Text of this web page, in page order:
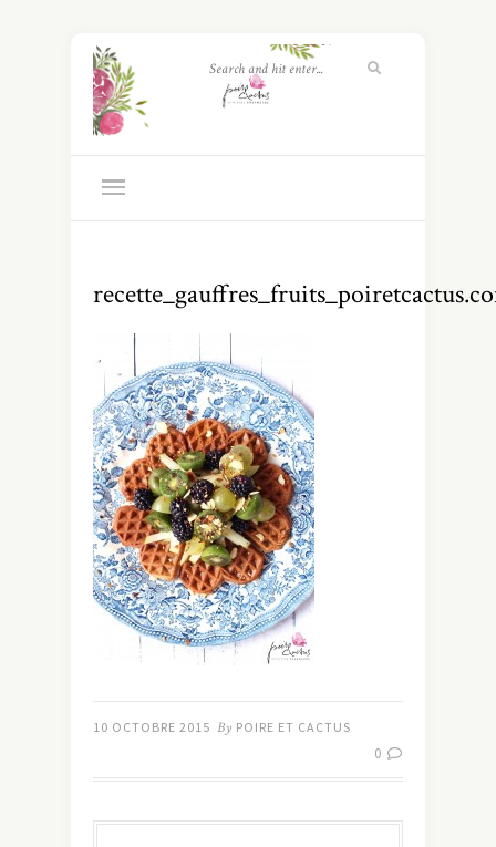
10 OCTOBRE 2015 By POIRE ET CACTUS
0